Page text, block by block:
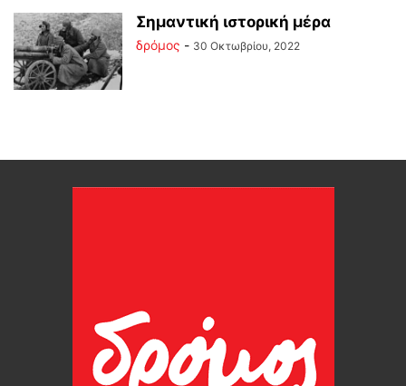
Σημαντική ιστορική μέρα
δρόμος - 30 Οκτωβρίου, 2022